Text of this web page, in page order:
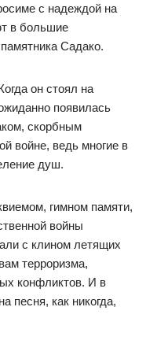
с надеждой на
в большие
Садако.
он стоял на
появилась
скорбным
войне, ведь многие в
душ.
гимном памяти,
войны
с клином летящих
терроризма,
конфликтов. И в
песня, как никогда,